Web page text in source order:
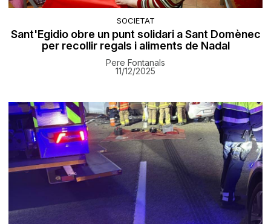
SOCIETAT
Sant'Egidio obre un punt solidari a Sant Domènec
per recollir regals i aliments de Nadal
Pere Fontanals
11/12/2025